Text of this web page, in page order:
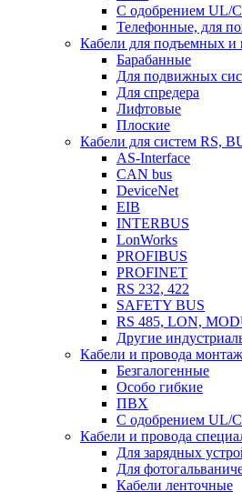
С одобрением UL/
Телефонные, для
Кабели для подъемных и
Барабанные
Для подвижных
Для спредера
Лифтовые
Плоские
Кабели для систем RS,
AS-Interface
CAN bus
DeviceNet
EIB
INTERBUS
LonWorks
PROFIBUS
PROFINET
RS 232, 422
SAFETY BUS
RS 485, LON,
Другие
Кабели и провода
Безгалогенные
Особо гибкие
ПВХ
С одобрением UL/
Кабели и провода
Для зарядных
Для
Кабели ленточные